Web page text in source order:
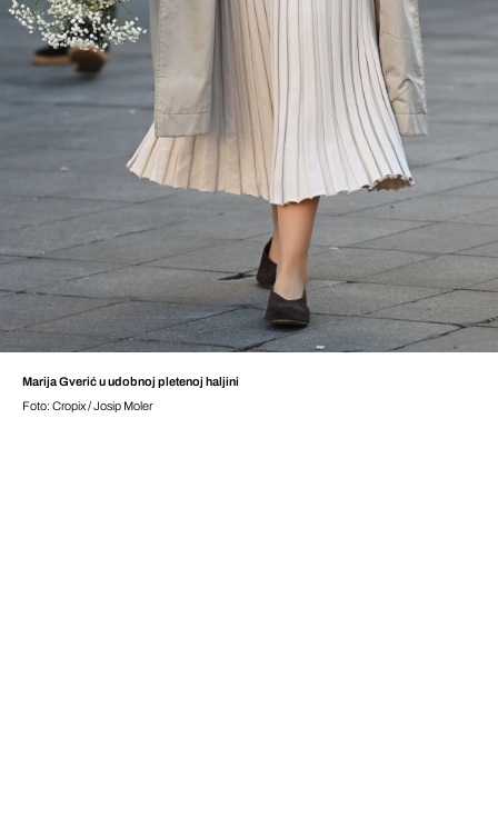
Marija Gverić u udobnoj pletenoj haljini
Foto: Cropix / Josip Moler